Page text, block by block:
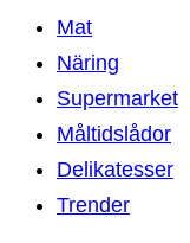
Mat
Näring
Supermarket
Måltidslådor
Delikatesser
Trender